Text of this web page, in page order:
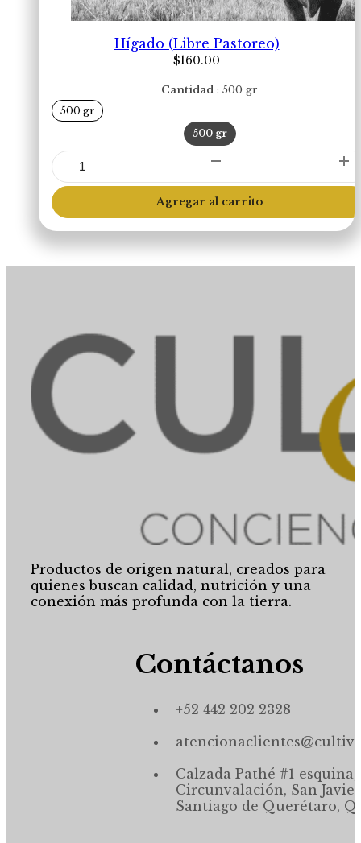
Hígado (Libre Pastoreo)
$160.00
Cantidad 500 gr
500 gr
500 gr
Hígado
(Libre
Pastoreo)
cantidad
Agregar al carrito
Productos de origen natural, creados para
quienes buscan calidad, nutrición y una
conexión más profunda con la tierra.
Contáctanos
+52 442 202 2328
Calzada Pathé #1 esquina,
Circunvalación, San
Santiago de Querétaro,